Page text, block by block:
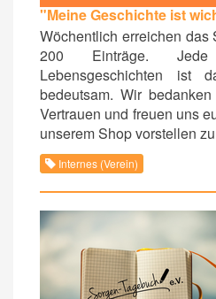
"Meine Geschichte ist
Wöchentlich erreichen das
200 Einträge.
Lebensgeschichten ist
bedeutsam. Wir
Vertrauen und freuen uns
unserem Shop vorstellen
Internes (Verein)